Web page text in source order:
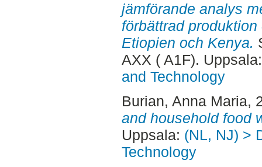
jämförande analys
förbättrad
Etiopien och Kenya.
AXX ( A1F).
and Technology
Burian, Anna Maria,
and household food
Uppsala: (NL, NJ) >
Technology